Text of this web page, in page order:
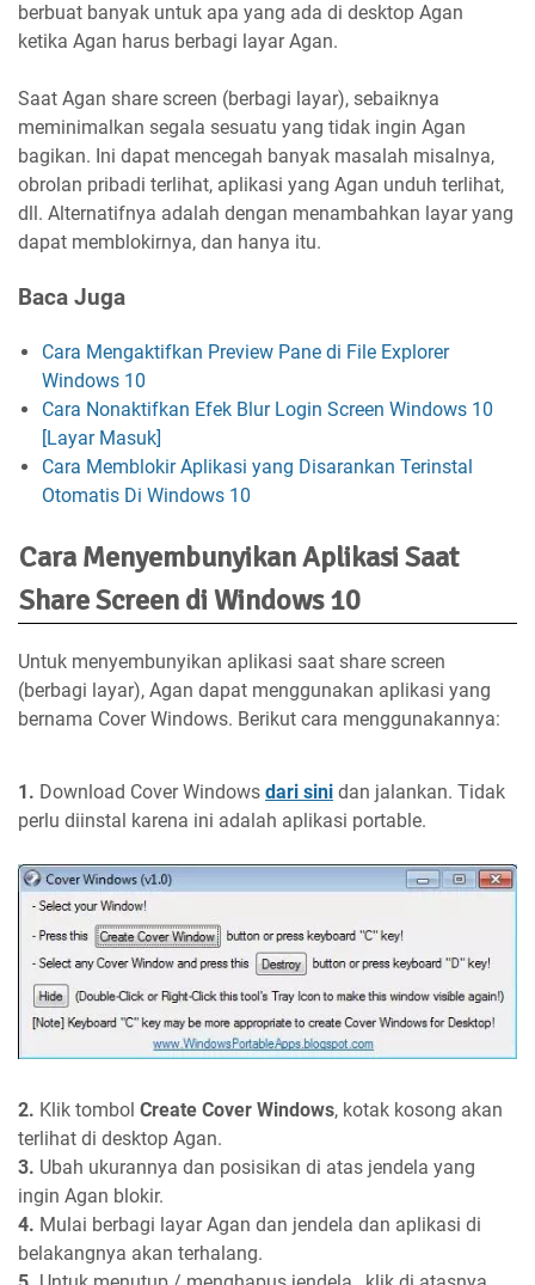
berbuat banyak untuk apa yang ada di desktop Agan
ketika Agan harus berbagi layar Agan.
Saat Agan share screen (berbagi layar), sebaiknya
meminimalkan segala sesuatu yang tidak ingin Agan
bagikan. Ini dapat mencegah banyak masalah misalnya,
obrolan pribadi terlihat, aplikasi yang Agan unduh terlihat,
dll. Alternatifnya adalah dengan menambahkan layar yang
dapat memblokirnya, dan hanya itu.
Baca Juga
Cara Mengaktifkan Preview Pane di File Explorer
Windows 10
Cara Nonaktifkan Efek Blur Login Screen Windows 10
[Layar Masuk]
Cara Memblokir Aplikasi yang Disarankan Terinstal
Otomatis Di Windows 10
Cara Menyembunyikan Aplikasi Saat
Share Screen di Windows 10
Untuk menyembunyikan aplikasi saat share screen
(berbagi layar), Agan dapat menggunakan aplikasi yang
bernama Cover Windows. Berikut cara menggunakannya:
1. Download Cover Windows dari sini dan jalankan. Tidak
perlu diinstal karena ini adalah aplikasi portable.
2. Klik tombol Create Cover Windows, kotak kosong akan
terlihat di desktop Agan.
3. Ubah ukurannya dan posisikan di atas jendela yang
ingin Agan blokir.
4. Mulai berbagi layar Agan dan jendela dan aplikasi di
belakangnya akan terhalang.